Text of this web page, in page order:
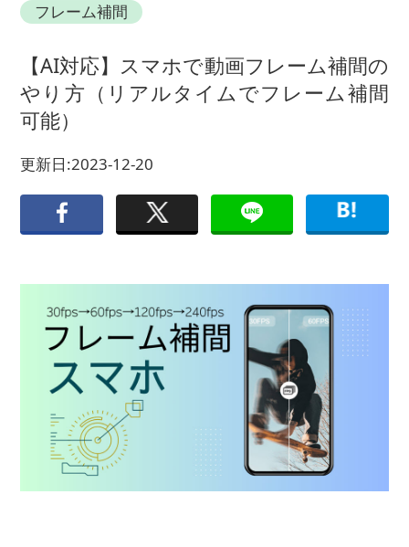
フレーム補間
【AI対応】スマホで動画フレーム補間の
やり方（リアルタイムでフレーム補間
可能）
更新日:2023-12-20